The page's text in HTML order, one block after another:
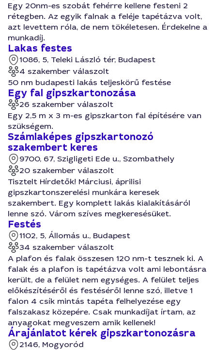
Egy 20nm-es szobát fehérre kellene festeni 2
rétegben. Az egyik falnak a feléje tapétázva volt,
azt levettem róla, de nem tökéletesen. Érdekelne a
munkadíj.
Lakas festes
1086, 5, Teleki László tér, Budapest
4 szakember válaszolt
50 nm budapesti lakás teljeskörű festése
Egy fal gipszkartonozása
26 szakember válaszolt
Egy 2,5 m x 3 m-es gipszkarton fal építésére van
szükségem.
Számlaképes gipszkartonozó
szakembert keres
9700, 67, Szigligeti Ede u., Szombathely
20 szakember válaszolt
Tisztelt Hírdetők! Márciusi, áprilisi
gipszkartonszerelési munkára keresek
szakembert. Egy komplett lakás kialakításáról
lenne szó. Várom szíves megkeresésüket.
Festés
1102, 5, Állomás u., Budapest
34 szakember válaszolt
A plafon és falak összesen 120 nm-t tesznek ki. A
falak és a plafon is tapétázva volt ami lebontásra
került, de a felület nem egységes. A felület teljes
előkészítéséről és festéséről lenne szó, illetve 1
falon 4 csík mintás tapéta felhelyezése egy
falszakasz közepére. Csak munkadíjat írtam, az
anyagokat megveszem amik kellenek!
Árajánlatot kérek gipszkartonozásra
2146, Mogyoród